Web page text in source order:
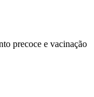
precoce e vacinação